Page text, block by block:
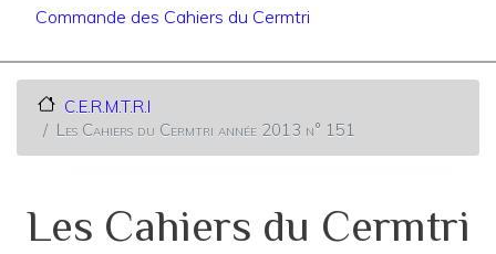
Commande des Cahiers du Cermtri
C.E.R.M.T.R.I
Les Cahiers du Cermtri année 2013 n° 151
Les Cahiers du Cermtri